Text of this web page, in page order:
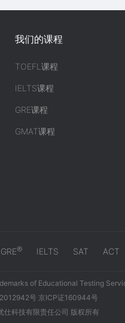
我们的课程
TOEFL课程
IELTS课程
GRE课程
GMAT课程
GRE® IELTS SAT ACT
of Educational Testing
号 京ICP证160944号
科技有限责任公司 版权所有